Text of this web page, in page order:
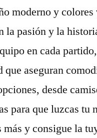
moderno y
la pasión y la
en cada
aseguran
desde
para que luzcas tu
y consigue la